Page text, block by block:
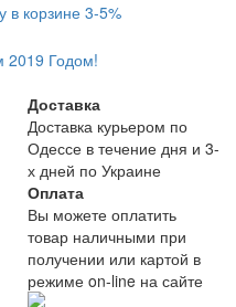
Доставка
Доставка курьером по
Одессе в течение дня и 3-
х дней по Украине
Оплата
Вы можете оплатить
товар наличными при
получении или картой в
режиме on-line на сайте